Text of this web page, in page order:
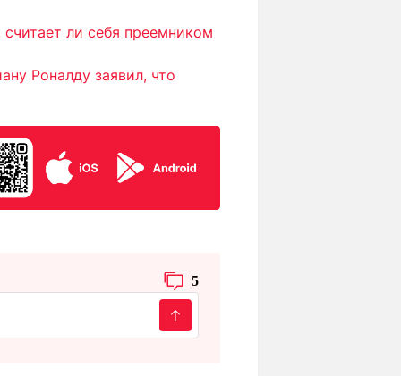
ли себя преемником
Роналду заявил, что
5